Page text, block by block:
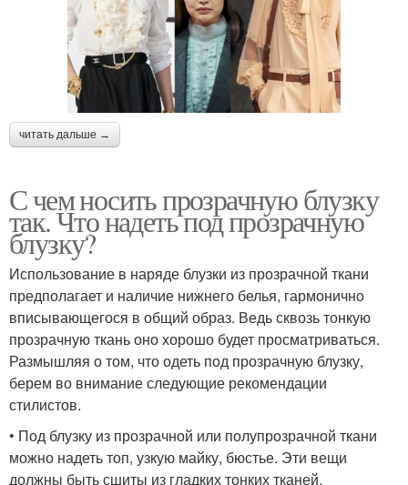
читать дальше →
С чем носить прозрачную блузку
так. Что надеть под прозрачную
блузку?
Использование в наряде блузки из прозрачной ткани
предполагает и наличие нижнего белья, гармонично
вписывающегося в общий образ. Ведь сквозь тонкую
прозрачную ткань оно хорошо будет просматриваться.
Размышляя о том, что одеть под прозрачную блузку,
берем во внимание следующие рекомендации
стилистов.
• Под блузку из прозрачной или полупрозрачной ткани
можно надеть топ, узкую майку, бюстье. Эти вещи
должны быть сшиты из гладких тонких тканей,